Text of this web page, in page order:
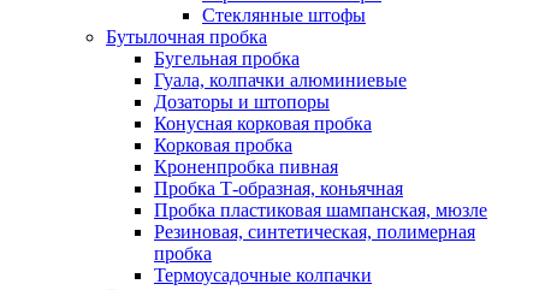
Стеклянные штофы
Бутылочная пробка
Бугельная пробка
Гуала, колпачки алюминиевые
Дозаторы и штопоры
Конусная корковая пробка
Корковая пробка
Кроненпробка пивная
Пробка Т-образная, коньячная
Пробка пластиковая шампанская, мюзле
Резиновая, синтетическая, полимерная
пробка
Термоусадочные колпачки